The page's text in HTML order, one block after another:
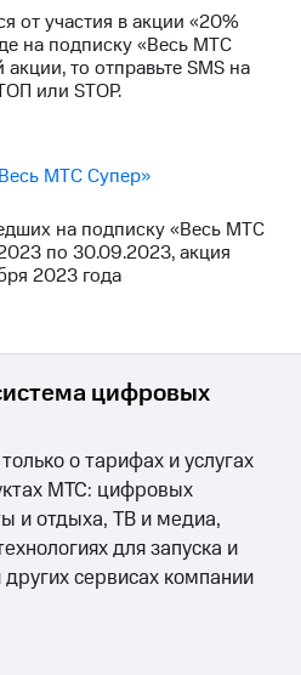
от участия в акции «20%
на подписку «Весь МТС
то отправьте SMS на
или STOP.
МТС Супер»
на подписку «Весь МТС
по 30.09.2023, акция
2023 года
цифровых
о тарифах и услугах
МТС: цифровых
и отдыха, ТВ и медиа,
для запуска и
сервисах компании